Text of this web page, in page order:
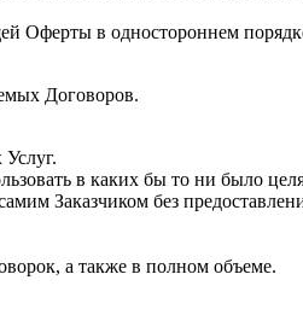
Оферты в одностороннем
Договоров.
в каких бы то ни было
Заказчиком без
а также в полном объеме.